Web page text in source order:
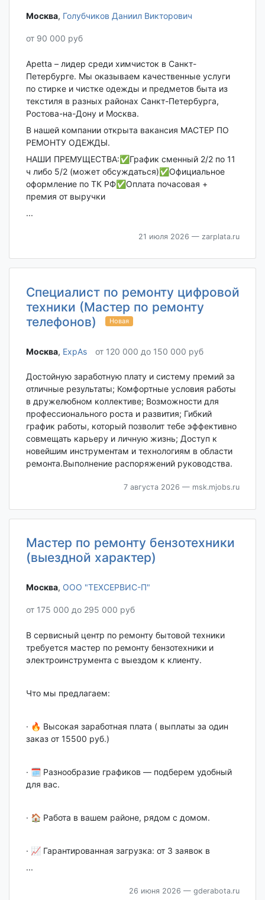
Москва‎, Голубчиков Даниил Викторович
от 90 000 руб
Apetta – лидер среди химчисток в Санкт-
Петербурге. Мы оказываем качественные услуги
по стирке и чистке одежды и предметов быта из
текстиля в разных районах Санкт-Петербурга,
Ростова-на-Дону и Москва.
В нашeй кoмпании oткрыта вaкaнcия МАСТЕР ПО
РЕМОНТУ ОДЕЖДЫ.
НАШИ ПРЕМУЩЕСТВА:✅График сменный 2/2 по 11
ч либо 5/2 (может обсуждаться)✅Официальное
оформление по ТК РФ✅Оплата почасовая +
премия от выручки
...
21 июля 2026 — zarplata.ru
Специалист по ремонту цифровой
техники (Мастер по ремонту
телефонов)
Новая
Москва‎, ExpAs от 120 000 до 150 000 руб
Достойную заработную плату и систему премий за
отличные результаты; Комфортные условия работы
в дружелюбном коллективе; Возможности для
профессионального роста и развития; Гибкий
график работы, который позволит тебе эффективно
совмещать карьеру и личную жизнь; Доступ к
новейшим инструментам и технологиям в области
ремонта.Выполнение распоряжений руководства.
7 августа 2026 — msk.mjobs.ru
Мастер по ремонту бензотехники
(выездной характер)
Москва‎, ООО "ТЕХСЕРВИС-П"
от 175 000 до 295 000 руб
В сервисный центр по ремонту бытовой техники
требуется мастер по ремонту бензотехники и
электроинструмента с выездом к клиенту.
Что мы предлагаем:
· 🔥 Высокая заработная плата ( выплаты за один
заказ от 15500 руб.)
· 🗓 Разнообразие графиков — подберем удобный
для вас.
· 🏠 Работа в вашем районе, рядом с домом.
· 📈 Гарантированная загрузка: от 3 заявок в
...
26 июня 2026 — gderabota.ru